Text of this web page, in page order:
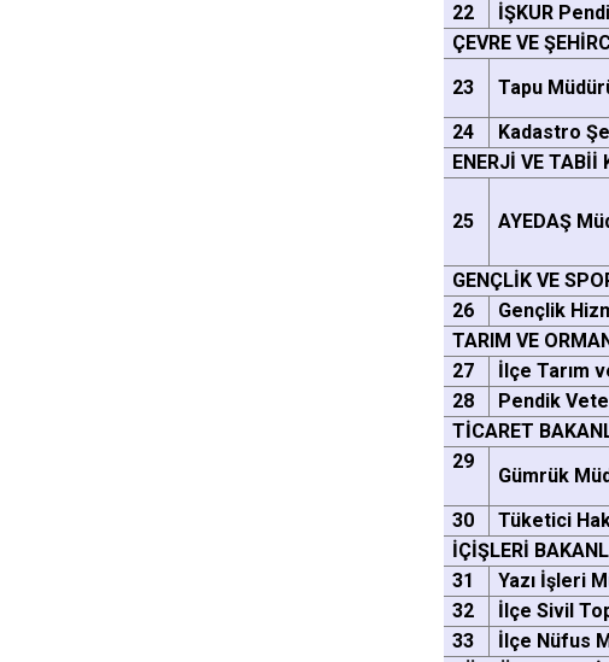
22
İŞKUR
ÇEVRE VE
23
Tapu
24
Kadastro
ENERJİ VE TABİİ
25 AYEDAŞ
GENÇLİK VE
26
Gençlik
TARIM VE
27
İlçe Tarım
28
Pendik
TİCARET
29
Gümrük
30
Tüketici
İÇİŞLERİ
31
Yazı İşleri
32
İlçe Sivil
33
İlçe Nüfus